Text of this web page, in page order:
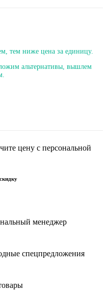
тем ниже цена за единицу.
альтернативы, вышлем
цену с персональной
менеджер
спецпредложения